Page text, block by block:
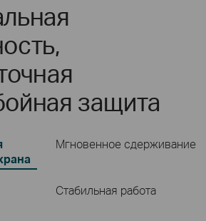
защита
Мгновенное сдерживание
Стабильная работа